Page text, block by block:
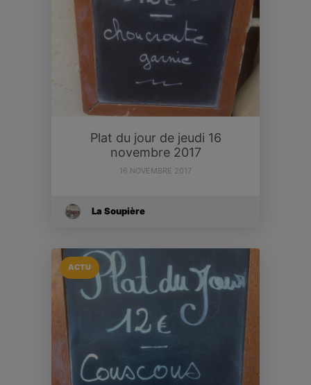
Plat du jour de jeudi 16
novembre 2017
16 NOVEMBRE 2017
La Soupière
ACTU